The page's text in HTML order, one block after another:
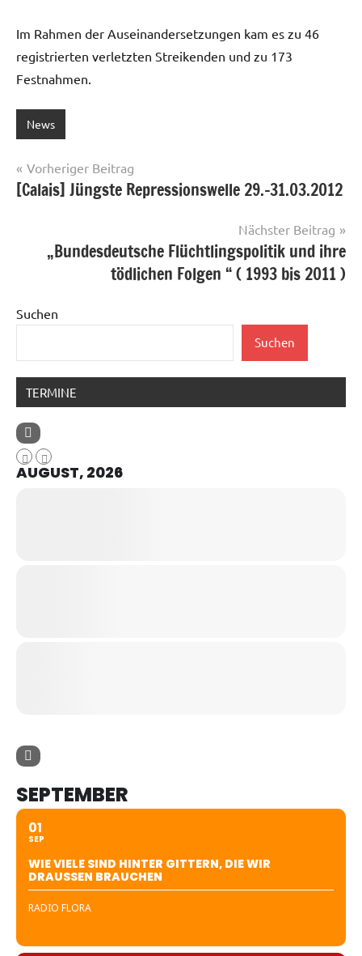
Im Rahmen der Auseinandersetzungen kam es zu 46
registrierten verletzten Streikenden und zu 173
Festnahmen.
News
Beitragsnavigation
Vorheriger Beitrag
[Calais] Jüngste Repressionswelle 29.-31.03.2012
Nächster Beitrag
„Bundesdeutsche Flüchtlingspolitik und ihre
tödlichen Folgen “ ( 1993 bis 2011 )
Suchen
Suchen
TERMINE
AUGUST, 2026
SEPTEMBER
01
SEP
WIE VIELE SIND HINTER GITTERN, DIE WIR
DRAUSSEN BRAUCHEN
RADIO FLORA